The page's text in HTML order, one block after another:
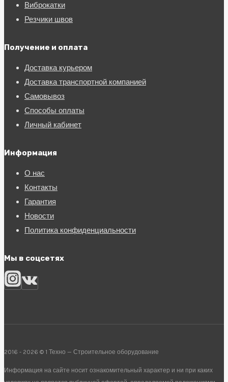
Виброкатки
Резчики швов
Получение и оплата
Доставка курьером
Доставка транспортной компанией
Самовывоз
Способы оплаты
Личный кабинет
Информация
О нас
Контакты
Гарантия
Новости
Политика конфиденциальности
Мы в соцсетях
2016 - 2026 © 1 Техно — Строительное оборудование
Информация на сайте носит ознакомительный характер и ни при каких